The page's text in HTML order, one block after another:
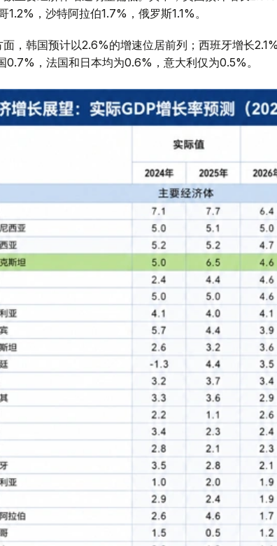
1.2%，沙特阿拉伯1.7%，俄罗斯1.1%。
面，韩国预计以2.6%的增速位居前列；西班牙增长
0.7%，法国和日本均为0.6%，意大利仅为0.5%。